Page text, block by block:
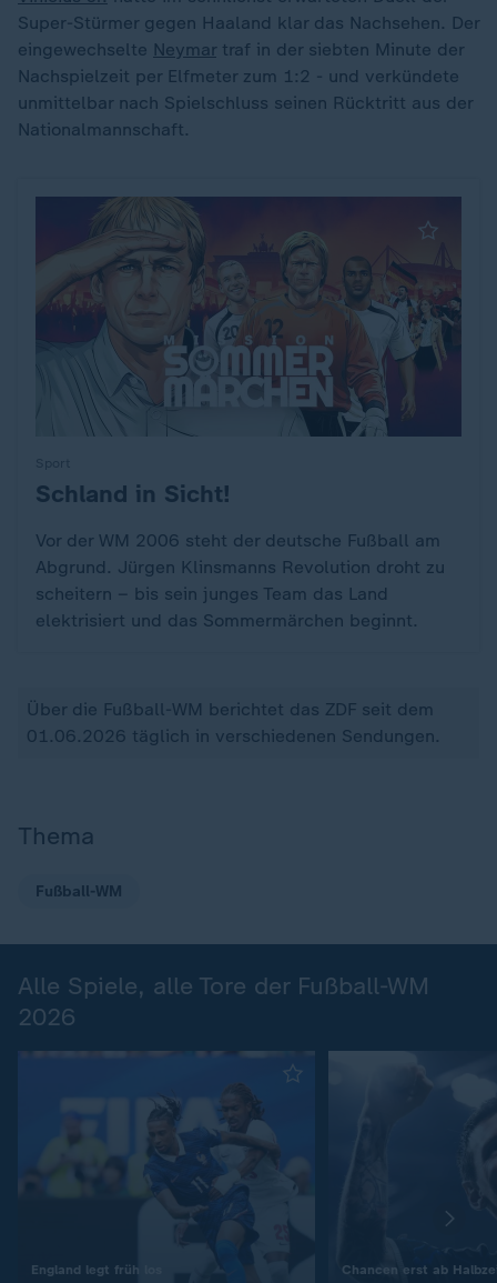
Super-Stürmer gegen Haaland klar das Nachsehen. Der
eingewechselte Neymar traf in der siebten Minute der
Nachspielzeit per Elfmeter zum 1:2 - und verkündete
unmittelbar nach Spielschluss seinen Rücktritt aus der
Nationalmannschaft.
:Schland in Sicht!
Vor der WM 2006 steht der deutsche Fußball am
Abgrund. Jürgen Klinsmanns Revolution droht zu
scheitern – bis sein junges Team das Land
elektrisiert und das Sommermärchen beginnt.
Über die Fußball-WM berichtet das ZDF seit dem
01.06.2026 täglich in verschiedenen Sendungen.
Thema
Fußball-WM
Alle Spiele, alle Tore der Fußball-WM
2026
England legt früh los Chancen erst ab